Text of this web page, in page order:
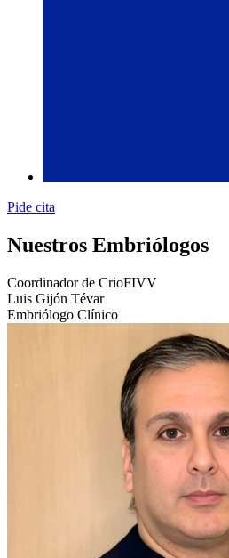
Pide cita
Nuestros Embriólogos
Coordinador de CrioFIVV
Luis Gijón Tévar
Embriólogo Clínico